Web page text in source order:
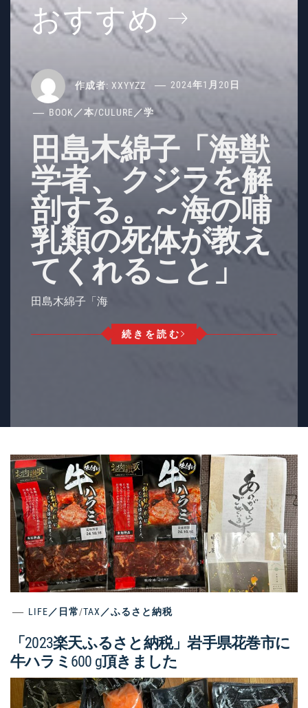
おすすめ
作成者: XXYYZZ 2024年1月20日
BOOK／本/CULURE／学
田島木綿子「海獣
学者、クジラを解
剖する。～海の哺
乳類の死体が教え
てくれること」
田島木綿子「海
続きを読む
LIFE／日常/TAX／ふるさと納税
「2023楽天ふるさと納税」岩手県花巻市に
牛ハラミ600 g頂きました